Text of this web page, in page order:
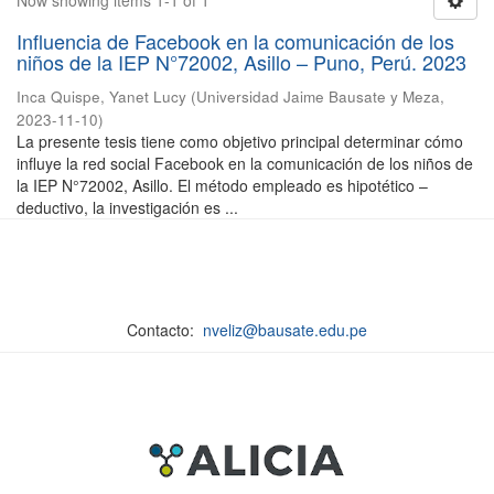
Influencia de Facebook en la comunicación de los
niños de la IEP N°72002, Asillo – Puno, Perú. 2023
Inca Quispe, Yanet Lucy (Universidad Jaime Bausate y Meza,
2023-11-10)
La presente tesis tiene como objetivo principal determinar cómo
influye la red social Facebook en la comunicación de los niños de
la IEP N°72002, Asillo. El método empleado es hipotético –
deductivo, la investigación es ...
Contacto: nveliz@bausate.edu.pe